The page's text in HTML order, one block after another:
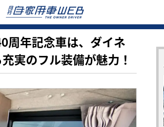
周年記念車は、ダイネ
実のフル装備が魅力！